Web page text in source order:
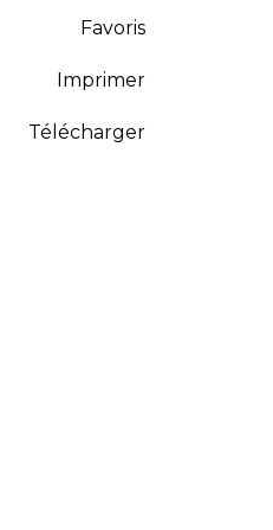
Favoris
Imprimer
Télécharger